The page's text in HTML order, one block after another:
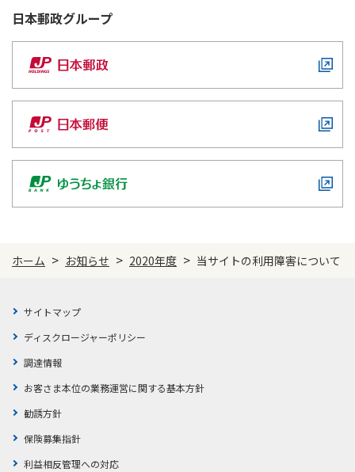
ログイン
ご契約内容の確認
お客さまに関する情報等の確認の取り組み
かんぽプラチナライフサービス
ご契約のしおり・約款（Web約款）
保険用語集
お問い合わせ
保険の探し方のポイント
保険かんたん診断
これからのライフイベントでかかる費用とは？
ご契約手続きの流れ
保険用語集
子育て
ライフプラン
健康情報
すこやか健康ラボ
ラジオ体操ポータルサイト
財務情報
日本郵政グループとしての取り組み
採用情報
CM・オウンドメディア／ソーシャルメディア
かんぽブランド
かんぽ生命のサステナビリティ
お客さまの声／お客さまサービス向上の取組み
採用情報
English
日本郵政グループ
ホーム > お知らせ > 2020年度 > 当サイトの利用障害について
サイトマップ
ディスクロージャーポリシー
調達情報
お客さま本位の業務運営に関する基本方針
勧誘方針
保険募集指針
利益相反管理への対応